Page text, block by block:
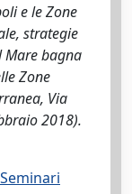
e le Zone
strategie
Mare bagna
Zone
Via
2018).